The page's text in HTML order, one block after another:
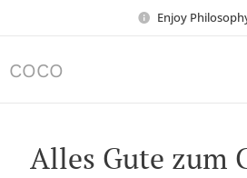
Enjoy
COCO
Alles Gute zum